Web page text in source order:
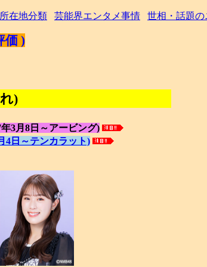
在地分類 芸能界エンタメ事情 世相・話題の
価 )
)
3月8日～アービング)
4日～テンカラット)